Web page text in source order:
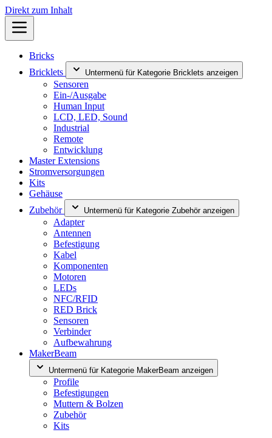
Direkt zum Inhalt
Bricks
Bricklets
Untermenü für Kategorie Bricklets anzeigen
Sensoren
Ein-/Ausgabe
Human Input
LCD, LED, Sound
Industrial
Remote
Entwicklung
Master Extensions
Stromversorgungen
Kits
Gehäuse
Zubehör
Untermenü für Kategorie Zubehör anzeigen
Adapter
Antennen
Befestigung
Kabel
Komponenten
Motoren
LEDs
NFC/RFID
RED Brick
Sensoren
Verbinder
Aufbewahrung
MakerBeam
Untermenü für Kategorie MakerBeam anzeigen
Profile
Befestigungen
Muttern & Bolzen
Zubehör
Kits